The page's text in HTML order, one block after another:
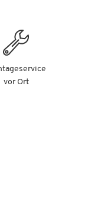
vor Ort